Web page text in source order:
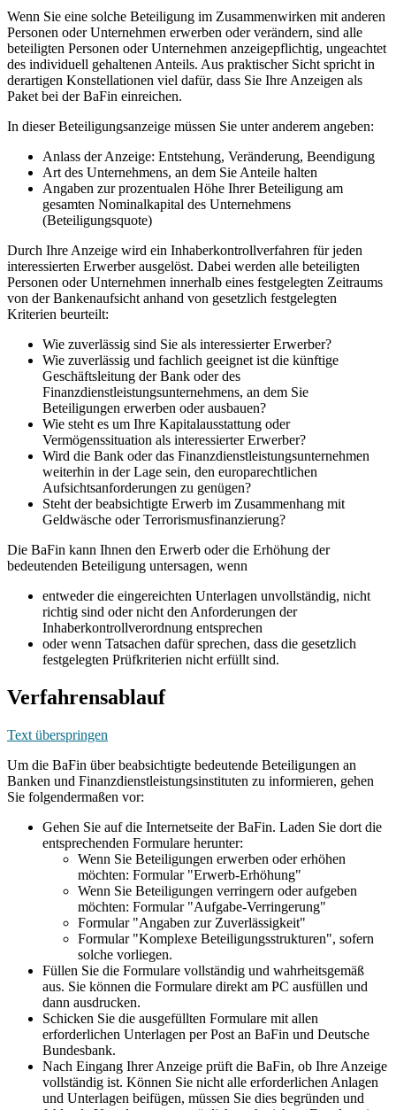
Wenn Sie eine solche Beteiligung im Zusammenwirken mit anderen
Personen oder Unternehmen erwerben oder verändern, sind alle
beteiligten Personen oder Unternehmen anzeigepflichtig, ungeachtet
des individuell gehaltenen Anteils. Aus praktischer Sicht spricht in
derartigen Konstellationen viel dafür, dass Sie Ihre Anzeigen als
Paket bei der BaFin einreichen.
In dieser Beteiligungsanzeige müssen Sie unter anderem angeben:
Anlass der Anzeige: Entstehung, Veränderung, Beendigung
Art des Unternehmens, an dem Sie Anteile halten
Angaben zur prozentualen Höhe Ihrer Beteiligung am
gesamten Nominalkapital des Unternehmens
(Beteiligungsquote)
Durch Ihre Anzeige wird ein Inhaberkontrollverfahren für jeden
interessierten Erwerber ausgelöst. Dabei werden alle beteiligten
Personen oder Unternehmen innerhalb eines festgelegten Zeitraums
von der Bankenaufsicht anhand von gesetzlich festgelegten
Kriterien beurteilt:
Wie zuverlässig sind Sie als interessierter Erwerber?
Wie zuverlässig und fachlich geeignet ist die künftige
Geschäftsleitung der Bank oder des
Finanzdienstleistungsunternehmens, an dem Sie
Beteiligungen erwerben oder ausbauen?
Wie steht es um Ihre Kapitalausstattung oder
Vermögenssituation als interessierter Erwerber?
Wird die Bank oder das Finanzdienstleistungsunternehmen
weiterhin in der Lage sein, den europarechtlichen
Aufsichtsanforderungen zu genügen?
Steht der beabsichtigte Erwerb im Zusammenhang mit
Geldwäsche oder Terrorismusfinanzierung?
Die BaFin kann Ihnen den Erwerb oder die Erhöhung der
bedeutenden Beteiligung untersagen, wenn
entweder die eingereichten Unterlagen unvollständig, nicht
richtig sind oder nicht den Anforderungen der
Inhaberkontrollverordnung entsprechen
oder wenn Tatsachen dafür sprechen, dass die gesetzlich
festgelegten Prüfkriterien nicht erfüllt sind.
Verfahrensablauf
Text überspringen
Um die BaFin über beabsichtigte bedeutende Beteiligungen an
Banken und Finanzdienstleistungsinstituten zu informieren, gehen
Sie folgendermaßen vor:
Gehen Sie auf die Internetseite der BaFin. Laden Sie dort die
entsprechenden Formulare herunter:
Wenn Sie Beteiligungen erwerben oder erhöhen
möchten: Formular "Erwerb-Erhöhung"
Wenn Sie Beteiligungen verringern oder aufgeben
möchten: Formular "Aufgabe-Verringerung"
Formular "Angaben zur Zuverlässigkeit"
Formular "Komplexe Beteiligungsstrukturen", sofern
solche vorliegen.
Füllen Sie die Formulare vollständig und wahrheitsgemäß
aus. Sie können die Formulare direkt am PC ausfüllen und
dann ausdrucken.
Schicken Sie die ausgefüllten Formulare mit allen
erforderlichen Unterlagen per Post an BaFin und Deutsche
Bundesbank.
Nach Eingang Ihrer Anzeige prüft die BaFin, ob Ihre Anzeige
vollständig ist. Können Sie nicht alle erforderlichen Anlagen
und Unterlagen beifügen, müssen Sie dies begründen und